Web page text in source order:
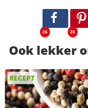
25 25
Ook lekker
RECEPT